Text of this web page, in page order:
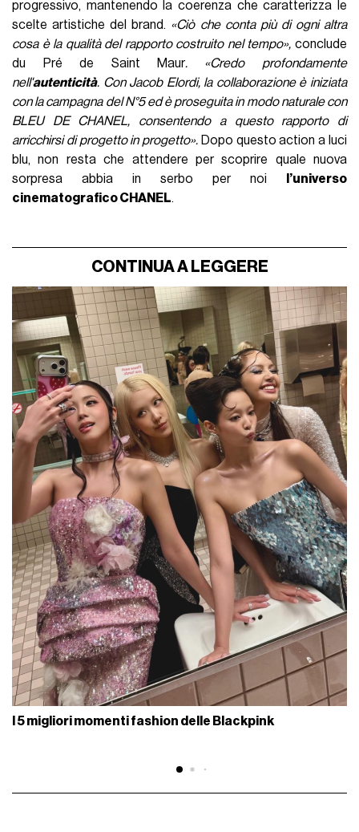
progressivo, mantenendo la coerenza che caratterizza le
scelte artistiche del brand. «Ciò che conta più di ogni altra
cosa è la qualità del rapporto costruito nel tempo», conclude
du Pré de Saint Maur. «Credo profondamente
nell'autenticità. Con Jacob Elordi, la collaborazione è iniziata
con la campagna del N°5 ed è proseguita in modo naturale con
BLEU DE CHANEL, consentendo a questo rapporto di
arricchirsi di progetto in progetto». Dopo questo action a luci
blu, non resta che attendere per scoprire quale nuova
sorpresa abbia in serbo per noi
l’universo
cinematografico CHANEL.
CONTINUA A LEGGERE
I 5 migliori momenti fashion delle Blackpink